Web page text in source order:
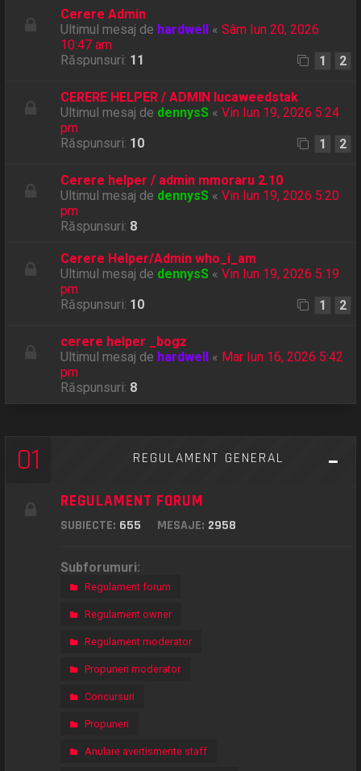
Cerere Admin
Ultimul mesaj de hardwell «Sâm Iun 20, 2026
10:47 am
Răspunsuri: 11 1 2
CERERE HELPER / ADMIN lucaweedstak
Ultimul mesaj de dennysS «Vin Iun 19, 2026 5:24
pm
Răspunsuri: 10 1 2
Cerere helper / admin mmoraru 2.10
Ultimul mesaj de dennysS «Vin Iun 19, 2026 5:20
pm
Răspunsuri: 8
Cerere Helper/Admin who_i_am
Ultimul mesaj de dennysS «Vin Iun 19, 2026 5:19
pm
Răspunsuri: 10 1 2
cerere helper _bogz
Ultimul mesaj de hardwell « Mar Iun 16, 2026 5:42
pm
Răspunsuri: 8
01 REGULAMENT GENERAL
REGULAMENT FORUM
SUBIECTE: 655 MESAJE: 2958
Subforumuri:
Regulament forum
Regulament owner
Regulament moderator
Propuneri moderator
Concursuri
Propuneri
Anulare avertismente staff